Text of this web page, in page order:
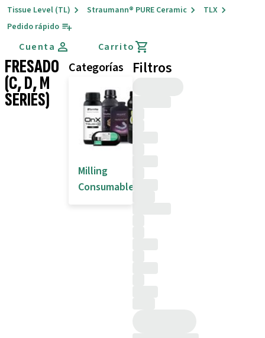
Tissue Level (TL)
Straumann® PURE Ceramic
TLX
Pedido rápido
Cuenta Carrito
FRESADO
(C, D, M
SERIES)
Categorías
Milling
Consumables
Filtros